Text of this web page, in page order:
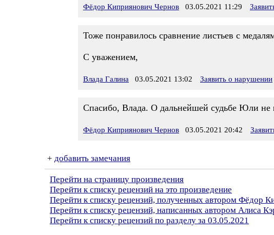
Фёдор Киприянович Чернов 03.05.2021 11:29
Тоже понравилось сравнение листьев с
С уважением,
Влада Галина 03.05.2021 13:02 Заявить о нарушении
Спасибо, Влада. О дальнейшей судьбе Юли не
Фёдор Киприянович Чернов 03.05.2021 20:42
+ добавить замечания
Перейти на страницу произведения
Перейти к списку рецензий на это произведение
Перейти к списку рецензий, полученных автором Фёдор
Перейти к списку рецензий, написанных автором Алиса
Перейти к списку рецензий по разделу за 03.05.2021